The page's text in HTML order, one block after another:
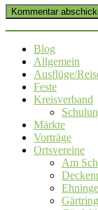
Kommentar
Blog
Allgemein
Ausflüge/
Feste
Kreisverband
Märkte
Vorträge
Ortsvereine
Am